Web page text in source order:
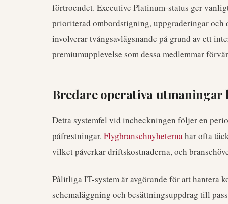
förtroendet. Executive Platinum-status ger
prioriterad ombordstigning, uppgraderingar och
involverar tvångsavlägsnande på grund av ett
premiumupplevelse som dessa medlemmar
Bredare operativa utmaningar
Detta systemfel vid incheckningen följer en
påfrestningar. Flygbranschnyheternahar ofta
vilket påverkar driftskostnaderna, och
Pålitliga IT-system är avgörande för att hantera
schemaläggning och besättningsuppdrag till